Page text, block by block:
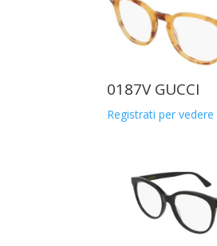
0187V GUCCI
Registrati per vedere